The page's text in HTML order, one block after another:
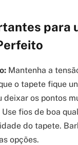
para
Mantenha a
o tapete fique
deixar os pontos
Use fios de boa
do tapete.
opções.